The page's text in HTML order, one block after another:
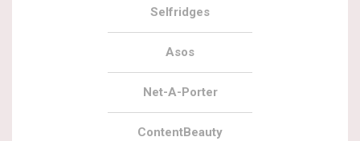
Selfridges
Asos
Net-A-Porter
ContentBeauty